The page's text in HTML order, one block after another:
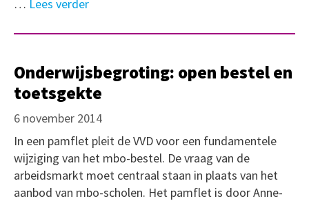
… Lees verder
Onderwijsbegroting: open bestel en
toetsgekte
6 november 2014
In een pamflet pleit de VVD voor een fundamentele
wijziging van het mbo-bestel. De vraag van de
arbeidsmarkt moet centraal staan in plaats van het
aanbod van mbo-scholen. Het pamflet is door Anne-